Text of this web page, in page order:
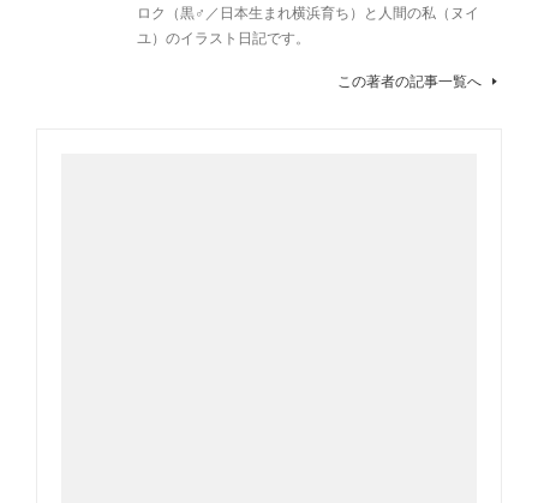
ロク（黒♂／日本生まれ横浜育ち）と人間の私（ヌイ
ユ）のイラスト日記です。
この著者の記事一覧へ